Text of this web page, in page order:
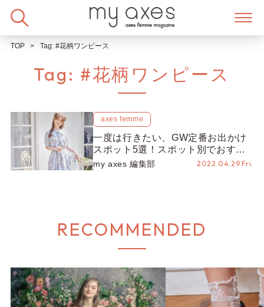
TOP Tag: #花柄ワンピース
Tag: #花柄ワンピース
axes femme
一度は行きたい、GW定番お出かけ
スポット5選！スポット別でおすす
めのコーデもご紹介♡
my axes 編集部 2022.04.29 Fri.
RECOMMENDED